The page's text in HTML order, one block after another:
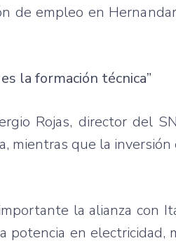
de empleo en
la formación técnica”
Rojas, director del
mientras que la
la alianza con
potencia en